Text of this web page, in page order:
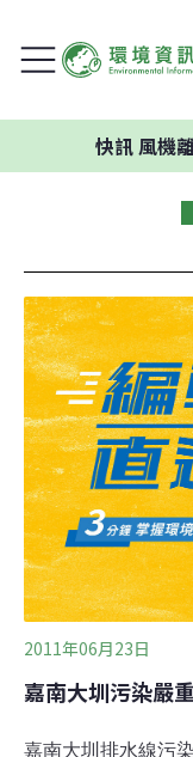
風機離聚落、
2011年06月23日
嘉南大圳污染嚴
嘉南大圳排水線污